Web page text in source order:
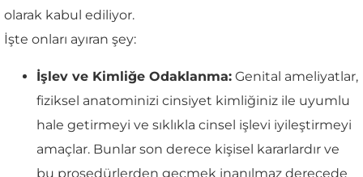
olarak kabul ediliyor.
İşte onları ayıran şey:
İşlev ve Kimliğe Odaklanma: Genital ameliyatlar,
fiziksel anatominizi cinsiyet kimliğiniz ile uyumlu
hale getirmeyi ve sıklıkla cinsel işlevi iyileştirmeyi
amaçlar. Bunlar son derece kişisel kararlardır ve
bu prosedürlerden geçmek inanılmaz derecede